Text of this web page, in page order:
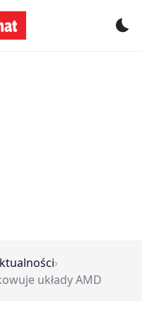
›
układy AMD